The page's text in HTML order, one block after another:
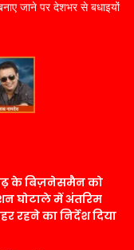
बनाए जाने पर देशभर से बधाइयों
के बिज़नेसमैन को
घोटाले में अंतरिम
रहने का निर्देश दिया